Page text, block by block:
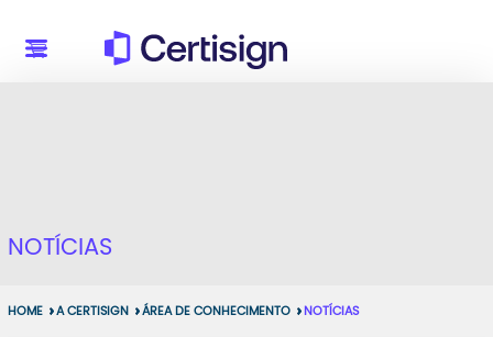
NOTÍCIAS
HOME A CERTISIGN ÁREA DE CONHECIMENTO NOTÍCIAS